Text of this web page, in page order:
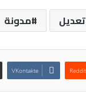
تعديل مدونة